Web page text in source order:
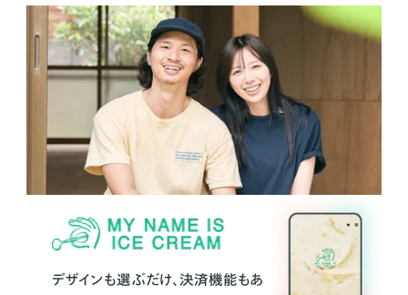
デザインも選ぶだけ、決済機能もあ